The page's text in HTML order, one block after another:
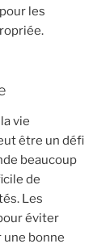
les
vie
être un défi
beaucoup
de
Les
éviter
bonne